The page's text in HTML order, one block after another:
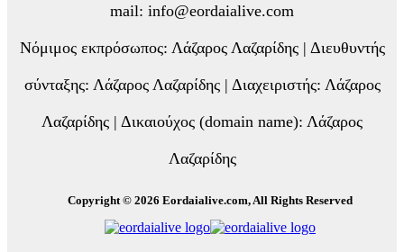
mail: info@eordaialive.com
Νόμιμος εκπρόσωπος: Λάζαρος Λαζαρίδης | Διευθυντής
σύνταξης: Λάζαρος Λαζαρίδης | Διαχειριστής: Λάζαρος
Λαζαρίδης | Δικαιούχος (domain name): Λάζαρος
Λαζαρίδης
Copyright © 2026 Eordaialive.com, All Rights Reserved